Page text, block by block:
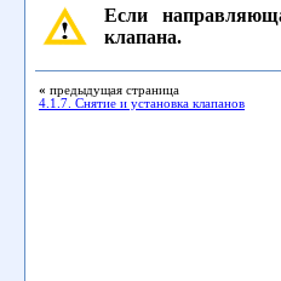
Если
клапана.
« предыдущая страница
4.1.7. Снятие и установка клапанов